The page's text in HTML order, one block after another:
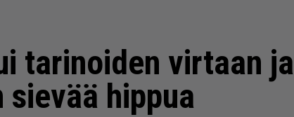
tarinoiden virtaan ja
hippua